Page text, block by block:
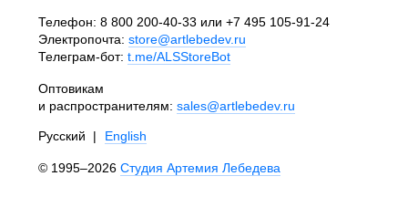
Телефон: 8 800 200-40-33 или +7 495 105-91-24
Электропочта: store@artlebedev.ru
Телеграм-бот: t.me/ALSStoreBot
Оптовикам
и распространителям: sales@artlebedev.ru
Русский | English
© 1995–2026 Студия Артемия Лебедева